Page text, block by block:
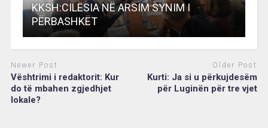
KKSH:CILËSIA NË ARSIM SYNIM I
PËRBASHKËT
Newer Post
Vështrimi i redaktorit: Kur
do të mbahen zgjedhjet
lokale?
Older Post
Kurti: Ja si u përkujdesëm
për Luginën për tre vjet